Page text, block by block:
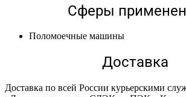
Сферы
Поломоечные машины
Доставка
Доставка по всей России курьерскими